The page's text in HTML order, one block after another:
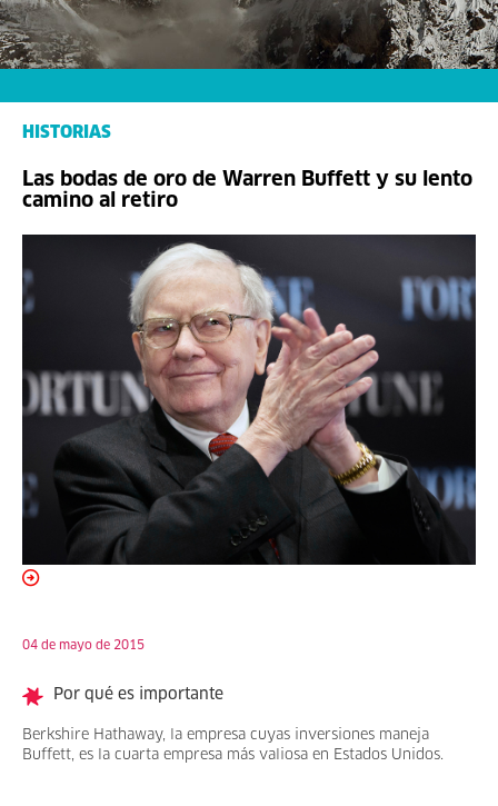
HISTORIAS
Las bodas de oro de Warren Buffett y su lento
camino al retiro
04 de mayo de 2015
Por qué es importante
Berkshire Hathaway, la empresa cuyas inversiones maneja
Buffett, es la cuarta empresa más valiosa en Estados Unidos.